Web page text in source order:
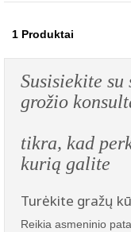
1 Produktai
Susisiekite su
grožio
Jūs
tikra, kad
kurią
Turėkite gražų
Reikia asmeninio